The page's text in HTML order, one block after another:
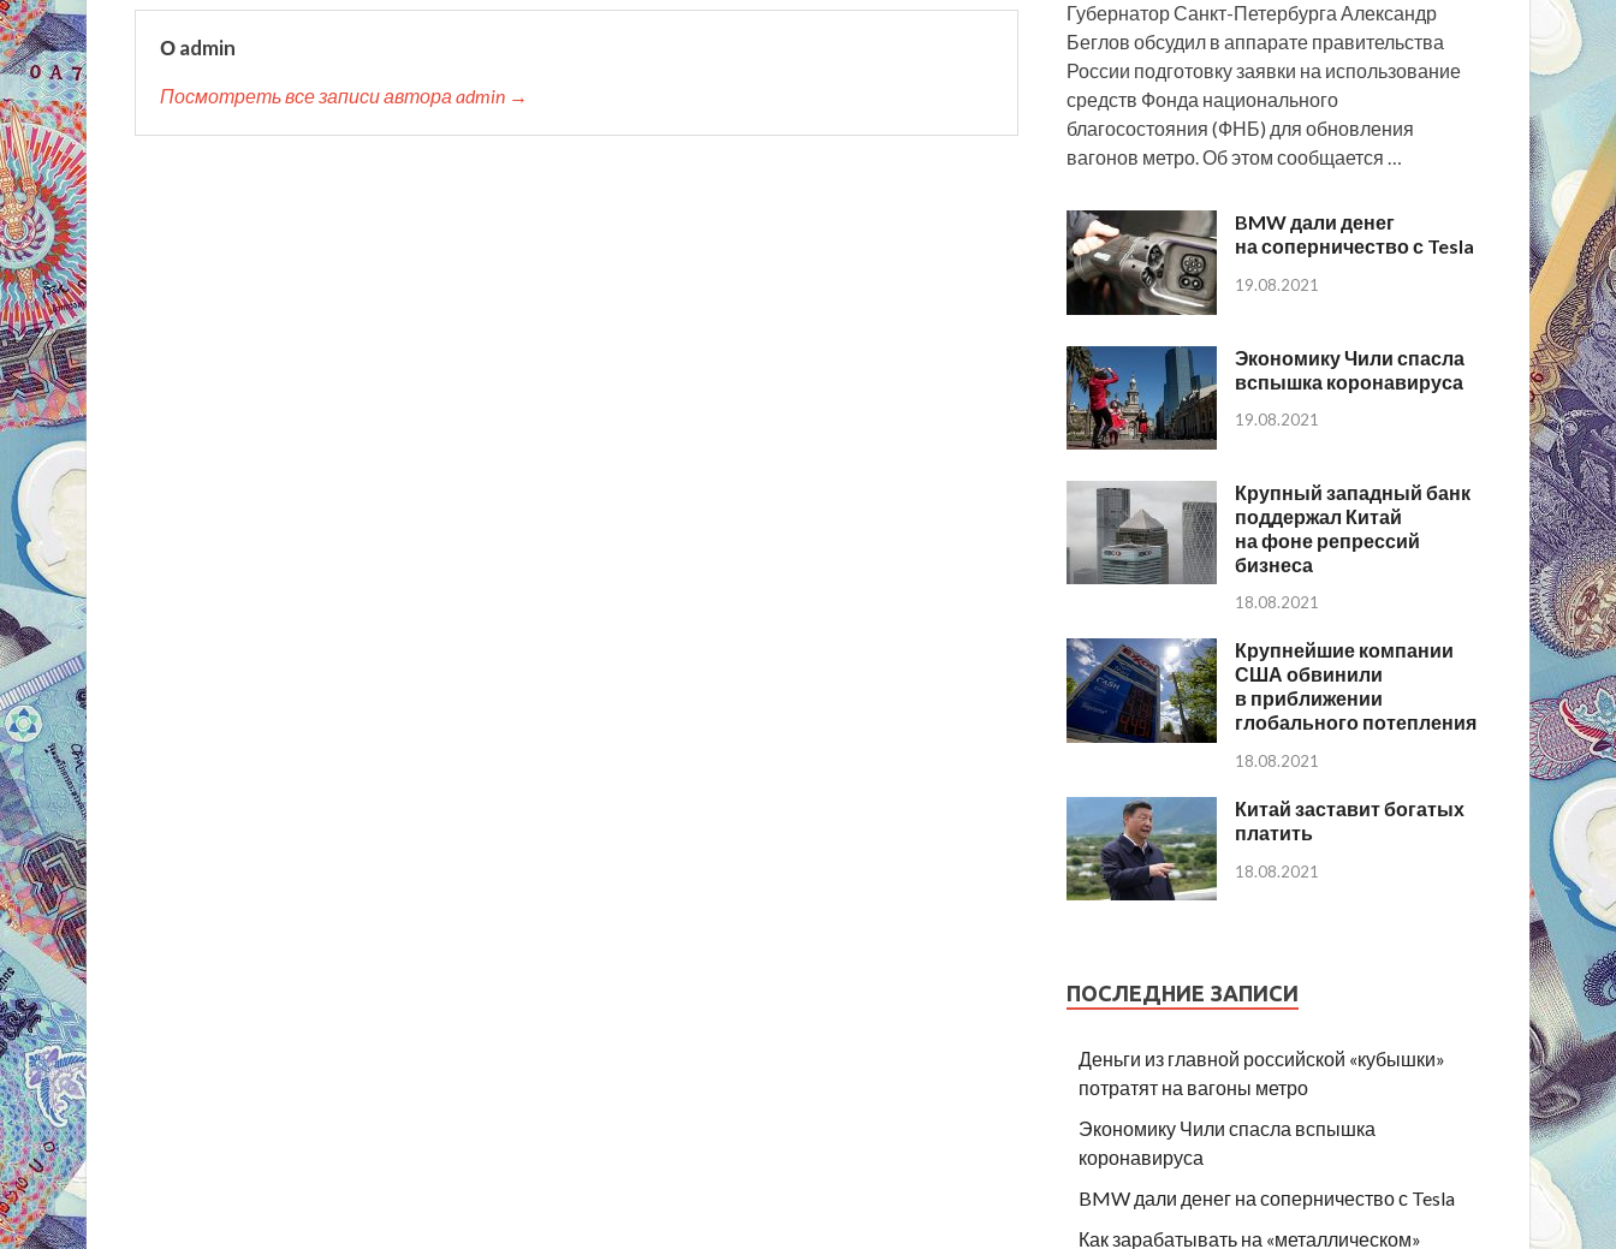
О admin
Посмотреть все записи автора admin →
Губернатор Санкт-Петербурга Александр
Беглов обсудил в аппарате правительства
России подготовку заявки на использование
средств Фонда национального
благосостояния (ФНБ) для обновления
вагонов метро. Об этом сообщается …
BMW дали денег
на соперничество с Tesla
19.08.2021
Экономику Чили спасла
вспышка коронавируса
19.08.2021
Крупный западный банк
поддержал Китай
на фоне репрессий
бизнеса
18.08.2021
Крупнейшие компании
США обвинили
в приближении
глобального потепления
18.08.2021
Китай заставит богатых
платить
18.08.2021
ПОСЛЕДНИЕ ЗАПИСИ
Деньги из главной российской «кубышки»
потратят на вагоны метро
Экономику Чили спасла вспышка
коронавируса
BMW дали денег на соперничество с Tesla
Как зарабатывать на «металлическом»